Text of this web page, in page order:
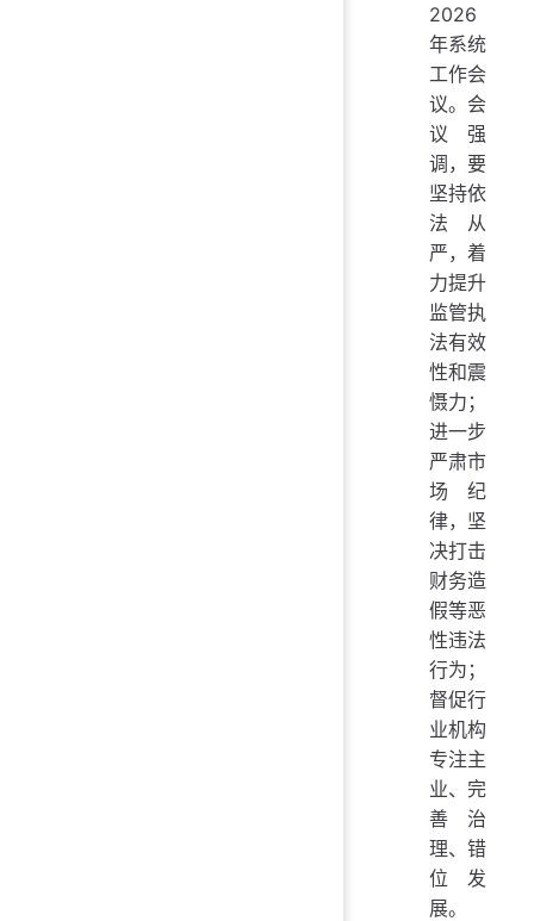
2026
年系统
工作会
议。会
议强
调，要
坚持依
法从
严，着
力提升
监管执
法有效
性和震
慑力；
进一步
严肃市
场纪
律，坚
决打击
财务造
假等恶
性违法
行为；
督促行
业机构
专注主
业、完
善治
理、错
位发
展。